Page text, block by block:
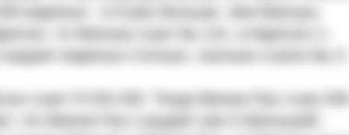
9 варенья - в 8 раз больше, чем Малыш.
съел 3*1/9=3/9. Тогда Винни-Пух съел 8/9-